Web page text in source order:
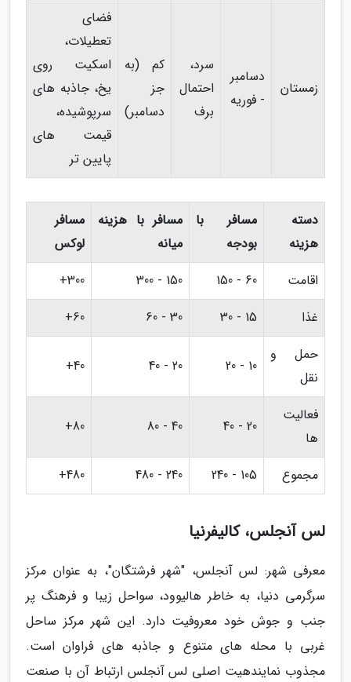
زمستان
دسامبر
- فوریه
سرد،
احتمال
برف
کم (به
جز
دسامبر)
فضای
تعطیلات،
اسکیت روی
یخ، جاذبه های
سرپوشیده،
قیمت های
پایین تر
دسته
هزینه
مسافر با
بودجه
مسافر با هزینه
میانه
مسافر
لوکس
اقامت
60 - 150
150 - 300
300+
غذا
15 - 30
30 - 60
60+
حمل و
نقل
10 - 20
20 - 40
40+
فعالیت
ها
20 - 40
40 - 80
80+
مجموع 105 - 240
240 - 480
480+
لس آنجلس، کالیفرنیا
معرفی شهر: لس آنجلس، "شهر فرشتگان"، به عنوان مرکز
سرگرمی دنیا، به خاطر هالیوود، سواحل زیبا و فرهنگ پر
جنب و جوش خود معروفیت دارد. این شهر مرکز ساحل
غربی با محله های متنوع و جاذبه های فراوان است.
مجذوب نمایندهیت اصلی لس آنجلس ارتباط آن با صنعت